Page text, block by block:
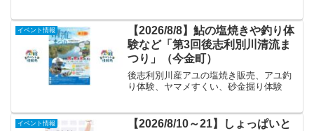
イベント情報
【2026/8/8】鮎の塩焼きや釣り体
験など「第3回後志利別川清流ま
つり」（今金町）
後志利別川産アユの塩焼き販売、アユ釣
り体験、ヤマメすくい、砂金掘り体験
イベント情報
【2026/8/10～21】しょっぱいと